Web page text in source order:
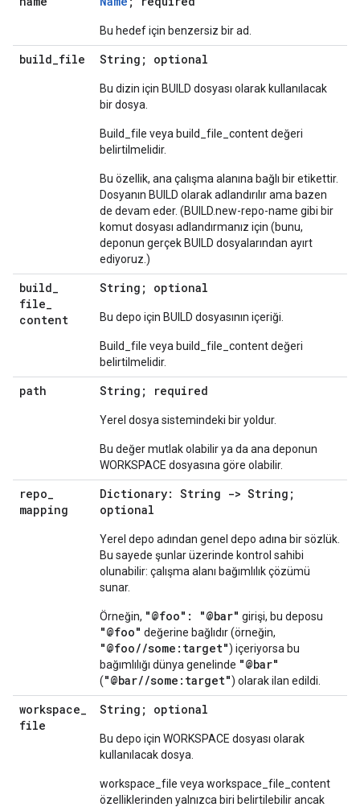
Bu hedef için benzersiz bir ad.
build_file String; optional
Bu dizin için BUILD dosyası olarak kullanılacak
bir dosya.
Build_file veya build_file_content değeri
belirtilmelidir.
Bu özellik, ana çalışma alanına bağlı bir etikettir.
Dosyanın BUILD olarak adlandırılır ama bazen
de devam eder. (BUILD.new-repo-name gibi bir
komut dosyası adlandırmanız için (bunu,
deponun gerçek BUILD dosyalarından ayırt
ediyoruz.)
build_
file_
content
String; optional
Bu depo için BUILD dosyasının içeriği.
Build_file veya build_file_content değeri
belirtilmelidir.
path String; required
Yerel dosya sistemindeki bir yoldur.
Bu değer mutlak olabilir ya da ana deponun
WORKSPACE dosyasına göre olabilir.
repo_
mapping
Dictionary: String -> String;
optional
Yerel depo adından genel depo adına bir sözlük.
Bu sayede şunlar üzerinde kontrol sahibi
olunabilir: çalışma alanı bağımlılık çözümü
sunar.
Örneğin, "@foo": "@bar" girişi, bu deposu
"@foo" değerine bağlıdır (örneğin,
"@foo//some:target") içeriyorsa bu
bağımlılığı dünya genelinde "@bar"
("@bar//some:target") olarak ilan edildi.
workspace_
file
String; optional
Bu depo için WORKSPACE dosyası olarak
kullanılacak dosya.
workspace_file veya workspace_file_content
özelliklerinden yalnızca biri belirtilebilir ancak